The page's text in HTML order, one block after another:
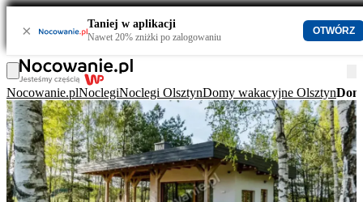
× Taniej w aplikacji
Nawet 20% zniżki po zalogowaniu
OTWÓRZ
Nocowanie.plNoclegiNoclegi OlsztynDomy wakacyjne Olsztyn